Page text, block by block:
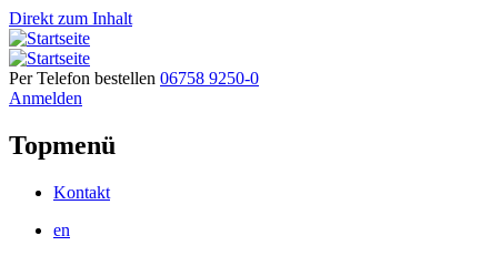
Direkt zum Inhalt
Per Telefon bestellen 06758 9250-0
Anmelden
Topmenü
Kontakt
en